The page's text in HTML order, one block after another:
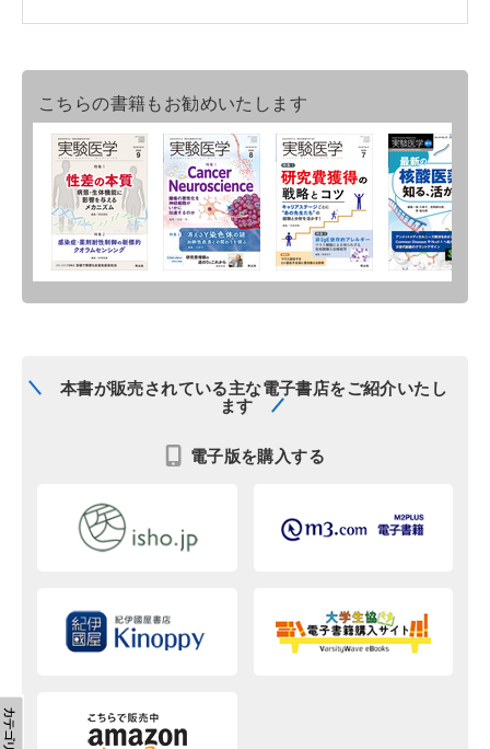
こちらの書籍もお勧めいたします
本書が販売されている主な電子書店をご紹介いたし
ます
電子版を購入する